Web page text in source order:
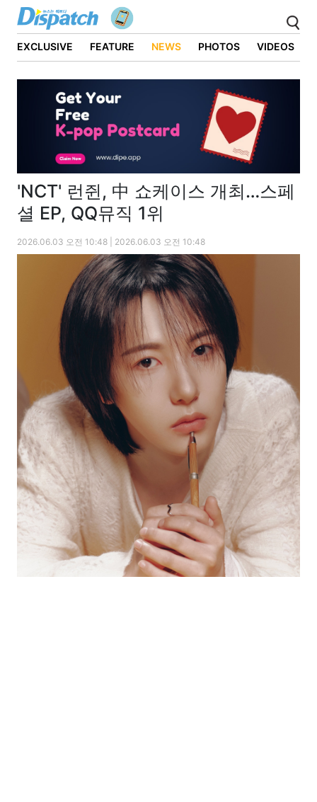
EXCLUSIVE FEATURE NEWS PHOTOS VIDEOS
'NCT' 런쥔, 中 쇼케이스 개최…스페
셜 EP, QQ뮤직 1위
2026.06.03 오전 10:48 | 2026.06.03 오전 10:48